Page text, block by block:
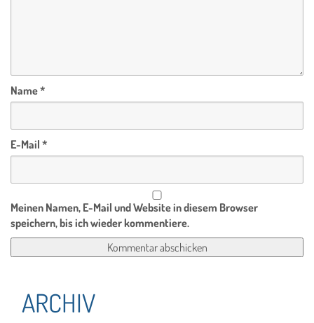
Name*
E-Mail *
Meinen Namen, E-Mail und Website in diesem Browser
speichern, bis ich wieder kommentiere.
ARCHIV